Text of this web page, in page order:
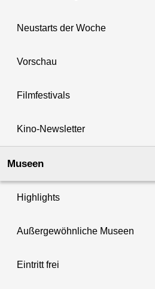
Neustarts der Woche
Vorschau
Filmfestivals
Kino-Newsletter
Museen
Highlights
Außergewöhnliche Museen
Eintritt frei